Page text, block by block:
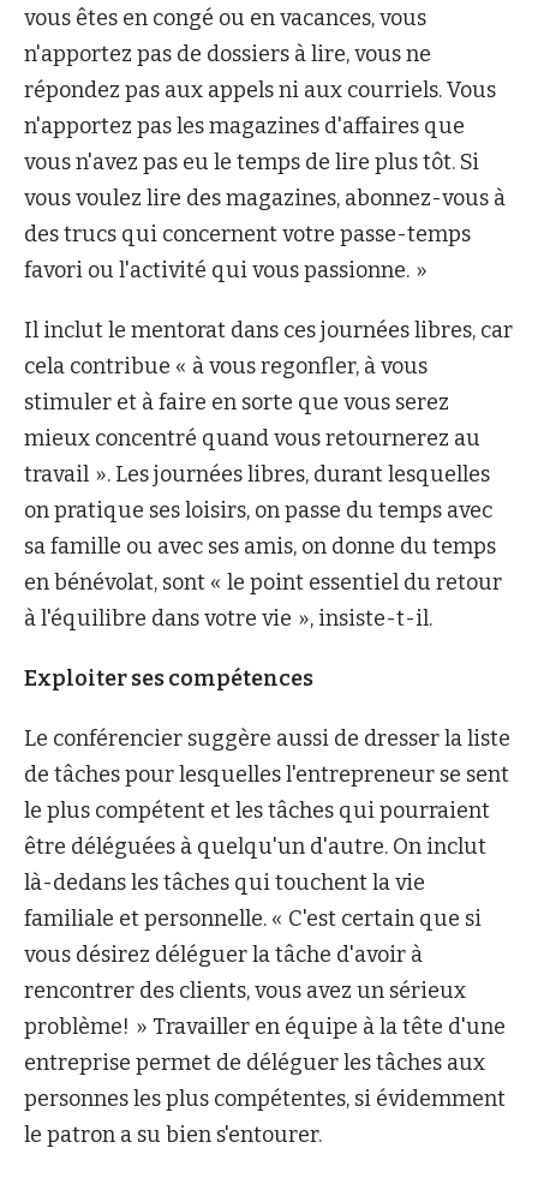
vous êtes en congé ou en vacances, vous
n'apportez pas de dossiers à lire, vous ne
répondez pas aux appels ni aux courriels. Vous
n'apportez pas les magazines d'affaires que
vous n'avez pas eu le temps de lire plus tôt. Si
vous voulez lire des magazines, abonnez-vous à
des trucs qui concernent votre passe-temps
favori ou l'activité qui vous passionne. »
Il inclut le mentorat dans ces journées libres, car
cela contribue « à vous regonfler, à vous
stimuler et à faire en sorte que vous serez
mieux concentré quand vous retournerez au
travail ». Les journées libres, durant lesquelles
on pratique ses loisirs, on passe du temps avec
sa famille ou avec ses amis, on donne du temps
en bénévolat, sont « le point essentiel du retour
à l'équilibre dans votre vie », insiste-t-il.
Exploiter ses compétences
Le conférencier suggère aussi de dresser la liste
de tâches pour lesquelles l'entrepreneur se sent
le plus compétent et les tâches qui pourraient
être déléguées à quelqu'un d'autre. On inclut
là-dedans les tâches qui touchent la vie
familiale et personnelle. « C'est certain que si
vous désirez déléguer la tâche d'avoir à
rencontrer des clients, vous avez un sérieux
problème! » Travailler en équipe à la tête d'une
entreprise permet de déléguer les tâches aux
personnes les plus compétentes, si évidemment
le patron a su bien s'entourer.